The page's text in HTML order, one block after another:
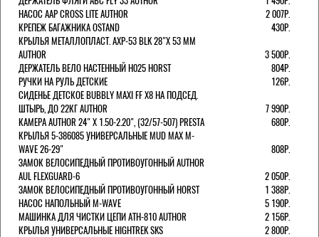
НАСОС AAP CROSS LITE AUTHOR
2 007Р.
КРЕПЕЖ БАГАЖНИКА OSTAND
430Р.
КРЫЛЬЯ МЕТАЛЛОПЛАСТ. AXP-53 BLK 28"Х 53 ММ
AUTHOR
3 500Р.
ДЕРЖАТЕЛЬ ВЕЛО НАСТЕННЫЙ H025 HORST
804Р.
РУЧКИ НА РУЛЬ ДЕТСКИЕ
126Р.
СИДЕНЬЕ ДЕТСКОЕ BUBBLY MAXI FF X8 НА ПОДСЕД.
ШТЫРЬ, ДО 22КГ AUTHOR
7 990Р.
КАМЕРА AUTHOR 24" Х 1.50-2.20", (32/57-507) PRESTA
680Р.
КРЫЛЬЯ 5-386085 УНИВЕРСАЛЬНЫЕ MUD MAX M-
WAVE 26-29"
808Р.
ЗАМОК ВЕЛОСИПЕДНЫЙ ПРОТИВОУГОННЫЙ AUTHOR
AUL FLEXGUARD-6
2 050Р.
ЗАМОК ВЕЛОСИПЕДНЫЙ ПРОТИВОУГОННЫЙ HORST
1 388Р.
НАСОС НАПОЛЬНЫЙ M-WAVE
5 190Р.
МАШИНКА ДЛЯ ЧИСТКИ ЦЕПИ ATH-810 AUTHOR
2 156Р.
КРЫЛЬЯ УНИВЕРСАЛЬНЫЕ HIGHTREK SKS
2 800Р.